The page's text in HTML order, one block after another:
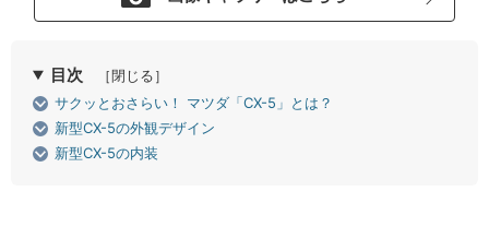
目次
［閉じる］
サクッとおさらい！ マツダ「CX-5」とは？
新型CX-5の外観デザイン
新型CX-5の内装